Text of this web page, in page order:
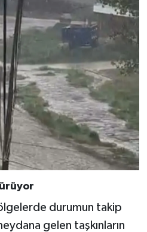
durumun takip
gelen taşkınların